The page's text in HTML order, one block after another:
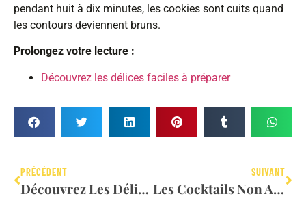
pendant huit à dix minutes, les cookies sont cuits quand
les contours deviennent bruns.
Prolongez votre lecture :
Découvrez les délices faciles à préparer
PRÉCÉDENT
Découvrez Les Délices Faciles À Préparer
SUIVANT
Les Cocktails Non Alcoolisés À Concevoir Chez Soi